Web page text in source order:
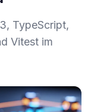
TypeScript,
Vitest im